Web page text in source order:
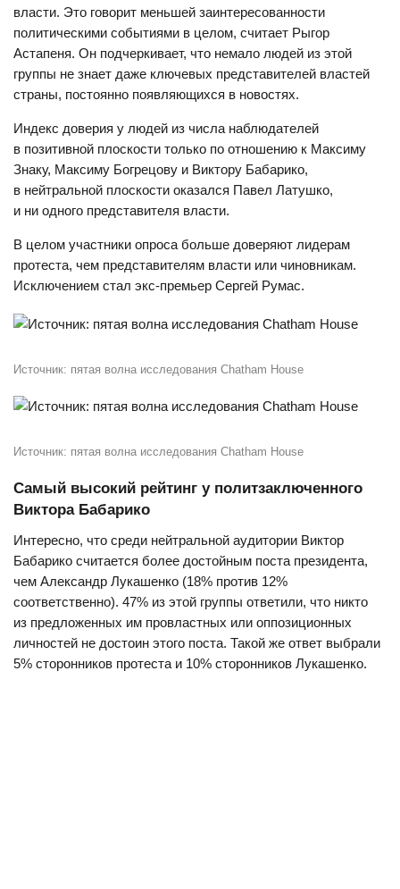
власти. Это говорит меньшей заинтересованности
политическими событиями в целом, считает Рыгор
Астапеня. Он подчеркивает, что немало людей из этой
группы не знает даже ключевых представителей властей
страны, постоянно появляющихся в новостях.
Индекс доверия у людей из числа наблюдателей
в позитивной плоскости только по отношению к Максиму
Знаку, Максиму Богрецову и Виктору Бабарико,
в нейтральной плоскости оказался Павел Латушко,
и ни одного представителя власти.
В целом участники опроса больше доверяют лидерам
протеста, чем представителям власти или чиновникам.
Исключением стал экс-премьер Сергей Румас.
Источник: пятая волна исследования Chatham House
Источник: пятая волна исследования Chatham House
Самый высокий рейтинг у политзаключенного
Виктора Бабарико
Интересно, что среди нейтральной аудитории Виктор
Бабарико считается более достойным поста президента,
чем Александр Лукашенко (18% против 12%
соответственно). 47% из этой группы ответили, что никто
из предложенных им провластных или оппозиционных
личностей не достоин этого поста. Такой же ответ выбрали
5% сторонников протеста и 10% сторонников Лукашенко.